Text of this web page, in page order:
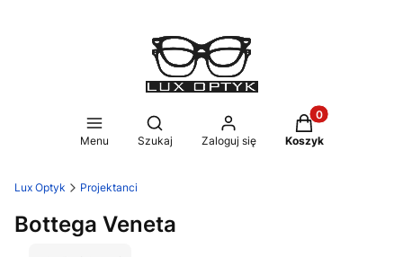
Menu
Otwórz wyszukiwarkę
Szukaj Zaloguj się
Produkty w
Koszyk
Lux Optyk Projektanci
Bottega Veneta